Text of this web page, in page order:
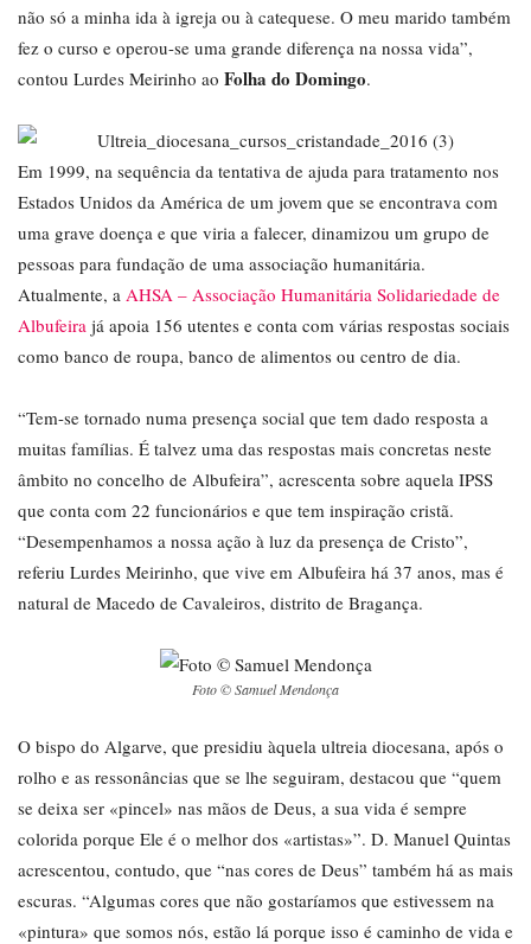
não só a minha ida à igreja ou à catequese. O meu marido também
fez o curso e operou-se uma grande diferença na nossa vida”,
contou Lurdes Meirinho ao Folha do Domingo.
Em 1999, na sequência da tentativa de ajuda para tratamento nos
Estados Unidos da América de um jovem que se encontrava com
uma grave doença e que viria a falecer, dinamizou um grupo de
pessoas para fundação de uma associação humanitária.
Atualmente, a AHSA – Associação Humanitária Solidariedade de
Albufeira já apoia 156 utentes e conta com várias respostas sociais
como banco de roupa, banco de alimentos ou centro de dia.
“Tem-se tornado numa presença social que tem dado resposta a
muitas famílias. É talvez uma das respostas mais concretas neste
âmbito no concelho de Albufeira”, acrescenta sobre aquela IPSS
que conta com 22 funcionários e que tem inspiração cristã.
“Desempenhamos a nossa ação à luz da presença de Cristo”,
referiu Lurdes Meirinho, que vive em Albufeira há 37 anos, mas é
natural de Macedo de Cavaleiros, distrito de Bragança.
Foto © Samuel Mendonça
O bispo do Algarve, que presidiu àquela ultreia diocesana, após o
rolho e as ressonâncias que se lhe seguiram, destacou que “quem
se deixa ser «pincel» nas mãos de Deus, a sua vida é sempre
colorida porque Ele é o melhor dos «artistas»”. D. Manuel Quintas
acrescentou, contudo, que “nas cores de Deus” também há as mais
escuras. “Algumas cores que não gostaríamos que estivessem na
«pintura» que somos nós, estão lá porque isso é caminho de vida e